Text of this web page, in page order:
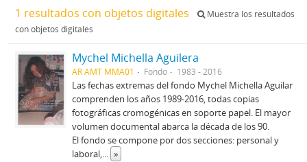
1 resultados con objetos digitales
Muestra los resultados
con objetos digitales
Mychel Michella Aguilera
AR AMT MMA01 Fondo 1983 - 2016
Las fechas extremas del fondo Mychel Michella Aguilar
comprenden los años 1989-2016, todas copias
fotográficas cromogénicas en soporte papel. El mayor
volumen documental abarca la década de los 90.
El fondo se compone por dos secciones: personal y
laboral,... »